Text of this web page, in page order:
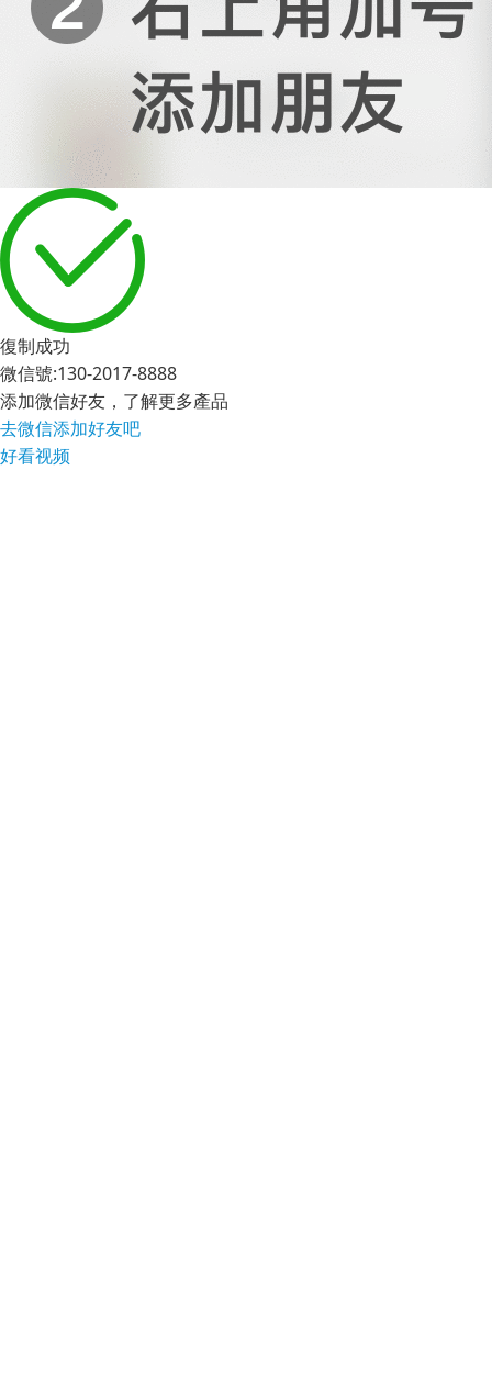
復制成功
微信號:130-2017-8888
添加微信好友，了解更多產品
去微信添加好友吧
好看视频